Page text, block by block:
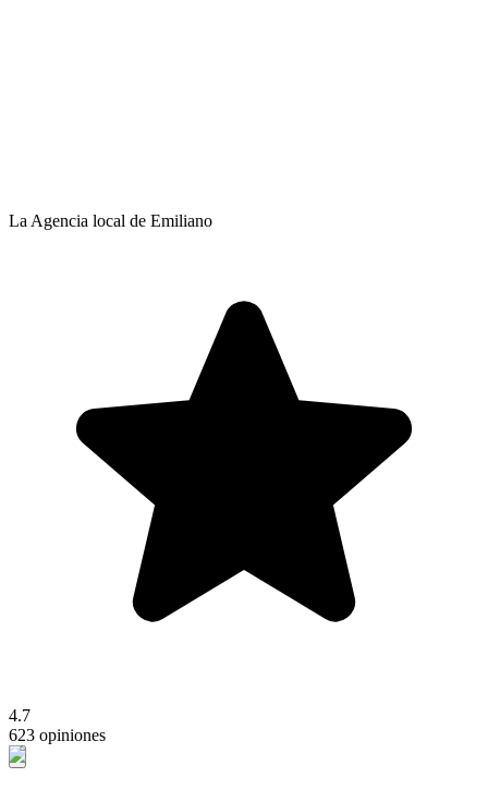
La Agencia local de Emiliano
4.7
623 opiniones